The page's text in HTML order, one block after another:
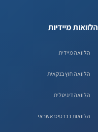
הלוואות מיידיות
הלוואה מיידית
הלוואה חוץ בנקאית
הלוואה דיגיטלית
הלוואות בכרטיס אשראי